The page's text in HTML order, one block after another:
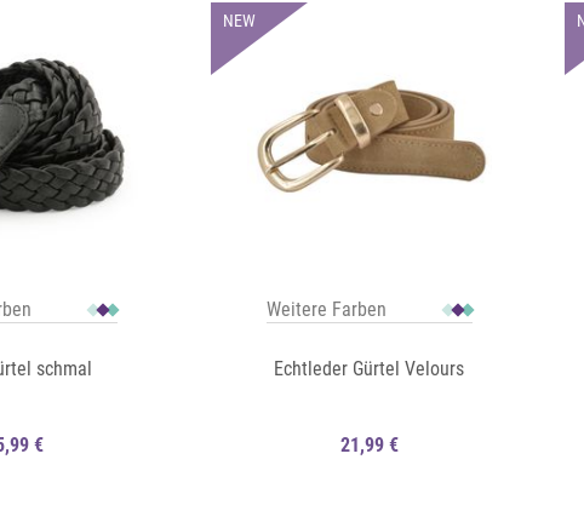
schmal
€
NEW
Weitere Farben
Echtleder Gürtel Velours
21,99 €